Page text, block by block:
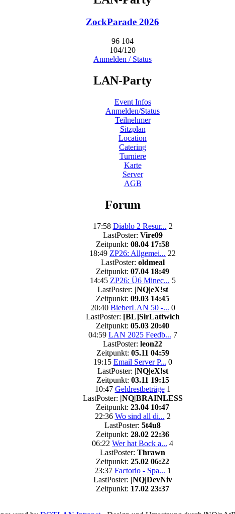
ZockParade 2026
96 104
104/120
Anmelden / Status
LAN-Party
Event Infos
Anmelden/Status
Teilnehmer
Sitzplan
Location
Catering
Turniere
Karte
Server
AGB
Forum
17:58 Diablo 2 Resur... 2
LastPoster: Vire09
Zeitpunkt: 08.04 17:58
18:49 ZP26: Allgemei... 22
LastPoster: oldmeal
Zeitpunkt: 07.04 18:49
14:45 ZP26: Ü6 Minec... 5
LastPoster: |NQ|eX!st
Zeitpunkt: 09.03 14:45
20:40 BieberLAN 50 -... 0
LastPoster: [BL]SirLattwich
Zeitpunkt: 05.03 20:40
04:59 LAN 2025 Feedb... 7
LastPoster: leon22
Zeitpunkt: 05.11 04:59
19:15 Email Server P... 0
LastPoster: |NQ|eX!st
Zeitpunkt: 03.11 19:15
10:47 Geldrestbeträge 1
LastPoster: |NQ|BRAINLESS
Zeitpunkt: 23.04 10:47
22:36 Wo sind all di... 2
LastPoster: 5t4u8
Zeitpunkt: 28.02 22:36
06:22 Wer hat Bock a... 4
LastPoster: Thrawn
Zeitpunkt: 25.02 06:22
23:37 Factorio - Spa... 1
LastPoster: |NQ|DevNiv
Zeitpunkt: 17.02 23:37